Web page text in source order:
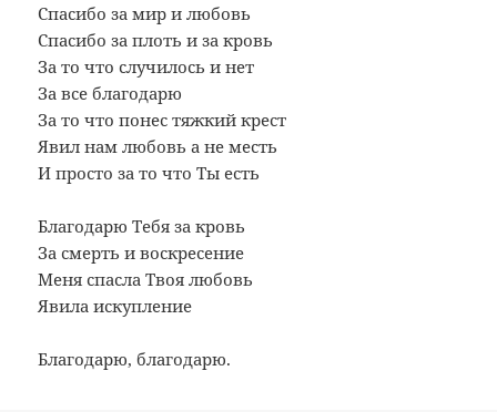
Спасибо за мир и любовь
Спасибо за плоть и за кровь
За то что случилось и нет
За все благодарю
За то что понес тяжкий крест
Явил нам любовь а не месть
И просто за то что Ты есть
Благодарю Тебя за кровь
За смерть и воскресение
Меня спасла Твоя любовь
Явила искупление
Благодарю, благодарю.